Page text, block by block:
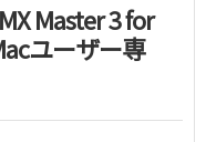
Master 3 for
ユーザー専